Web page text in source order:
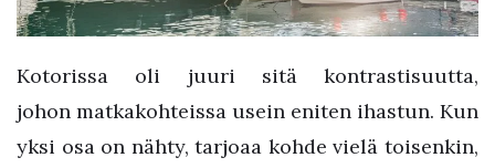
Kotorissa oli juuri sitä kontrastisuutta,
johon matkakohteissa usein eniten ihastun. Kun
yksi osa on nähty, tarjoaa kohde vielä toisenkin,